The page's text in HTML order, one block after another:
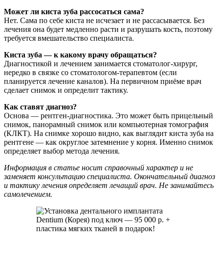
Может ли киста зуба рассосаться сама?
Нет. Сама по себе киста не исчезает и не рассасывается. Без
лечения она будет медленно расти и разрушать кость, поэтому
требуется вмешательство специалиста.
Киста зуба — к какому врачу обращаться?
Диагностикой и лечением занимается стоматолог-хирург,
нередко в связке со стоматологом-терапевтом (если
планируется лечение каналов). На первичном приёме врач
сделает снимок и определит тактику.
Как ставят диагноз?
Основа — рентген-диагностика. Это может быть прицельный
снимок, панорамный снимок или компьютерная томография
(КЛКТ). На снимке хорошо видно, как выглядит киста зуба на
рентгене — как округлое затемнение у корня. Именно снимок
определяет выбор метода лечения.
Информация в статье носит справочный характер и не
заменяет консультацию специалиста. Окончательный диагноз
и тактику лечения определяет лечащий врач. Не занимайтесь
самолечением.